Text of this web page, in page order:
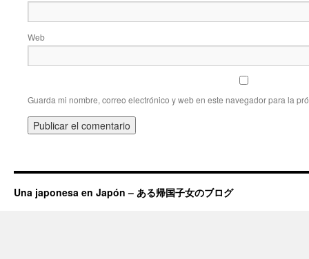
Web
Guarda mi nombre, correo electrónico y web en este navegador para la
Una japonesa en Japón – ある帰国子女のブログ